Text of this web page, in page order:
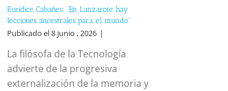
Eurídice Cabañes: “En Lanzarote hay
lecciones ancestrales para el mundo”
Publicado el 8 junio , 2026 |
La filósofa de la Tecnología
advierte de la progresiva
externalización de la memoria y